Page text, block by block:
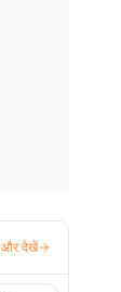
और देखें